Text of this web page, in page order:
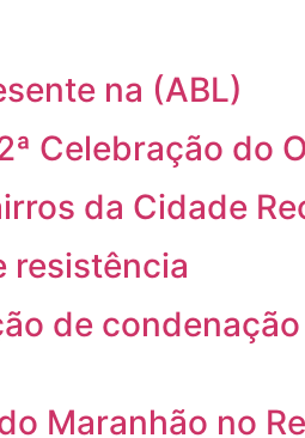
na (ABL)
Celebração do
da Cidade
resistência
de
Maranhão no